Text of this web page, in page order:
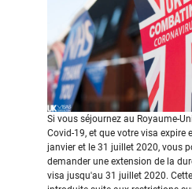
Si vous séjournez au Royaume-
Covid-19, et que votre visa expire
janvier et le 31 juillet 2020, vous
demander une extension de la
visa jusqu'au 31 juillet 2020.